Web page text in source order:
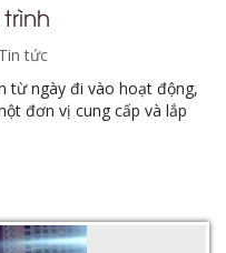
Tin tức
từ ngày đi vào hoạt động,
đơn vị cung cấp và lắp